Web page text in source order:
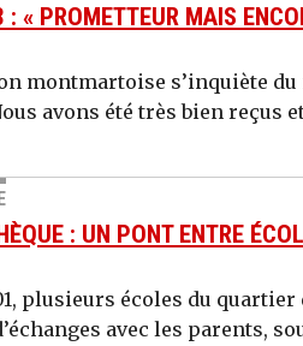
: « PROMETTEUR MAIS
montmartoise s’inquiète
avons été très bien reçus
: UN PONT ENTRE
plusieurs écoles du
avec les parents,